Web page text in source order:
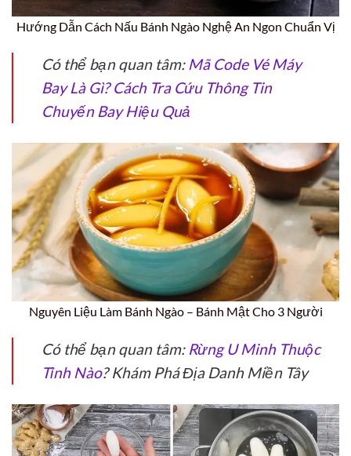
Hướng Dẫn Cách Nấu Bánh Ngào Nghệ An Ngon Chuẩn Vị
Có thể bạn quan tâm: Mã Code Vé Máy
Bay Là Gì? Cách Tra Cứu Thông Tin
Chuyến Bay Hiệu Quả
Nguyên Liệu Làm Bánh Ngào – Bánh Mật Cho 3 Người
Có thể bạn quan tâm: Rừng U Minh Thuộc
Tỉnh Nào? Khám Phá Địa Danh Miền Tây